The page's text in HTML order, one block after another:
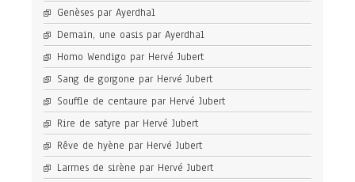
Genèses par Ayerdhal
Demain, une oasis par Ayerdhal
Homo Wendigo par Hervé Jubert
Sang de gorgone par Hervé Jubert
Souffle de centaure par Hervé Jubert
Rire de satyre par Hervé Jubert
Rêve de hyène par Hervé Jubert
Larmes de sirène par Hervé Jubert